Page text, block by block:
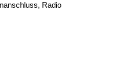
Radio